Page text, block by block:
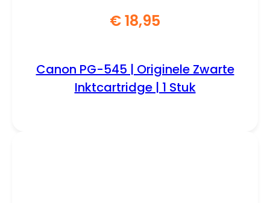
€18,95
Canon PG-545 | Originele Zwarte
Inktcartridge | 1 Stuk